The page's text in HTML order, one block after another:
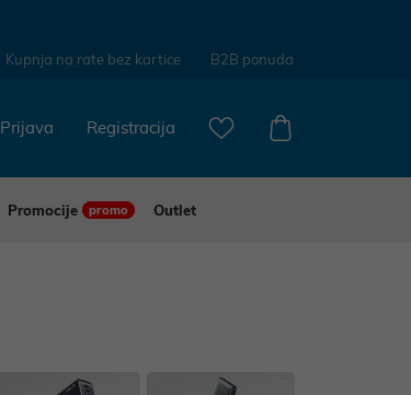
Kupnja na rate bez kartice B2B ponuda
Registracija
Prijava
Promocije promo
Outlet